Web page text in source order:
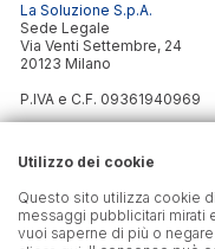
La Soluzione S.p.A.
Sede Legale
Via Venti Settembre, 24
20123 Milano
P.IVA e C.F. 09361940969
Definitiva n. 0000518
del 18/11/2025
Capitale sociale i.v.
Utilizzo dei cookie
Questo sito utilizza cookie
messaggi pubblicitari mirati
vuoi saperne di più o